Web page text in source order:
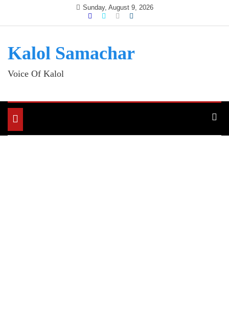
Sunday, August 9, 2026
Kalol Samachar
Voice Of Kalol
Toggle
navigation